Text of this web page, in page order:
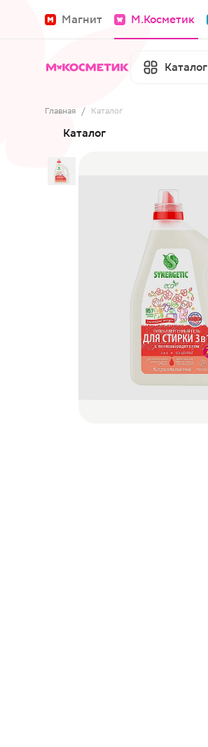
Магнит М.Косметик
Каталог
Главная / Каталог
Каталог